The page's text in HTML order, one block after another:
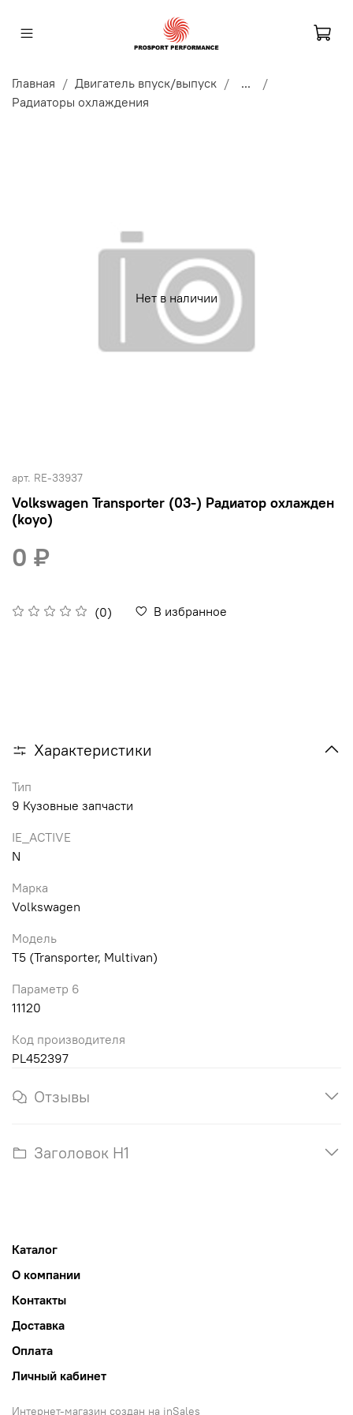
Главная Двигатель впуск/выпуск
...
Радиаторы охлаждения
Нет в наличии
арт. RE-33937
Volkswagen Transporter (03-) Радиатор охлажден
(koyo)
(0) В избранное
0 ₽
Характеристики
Тип
9 Кузовные запчасти
IE_ACTIVE
N
Марка
Volkswagen
Модель
T5 (Transporter, Multivan)
Параметр 6
11120
Код производителя
PL452397
Отзывы
Заголовок H1
Каталог
О компании
Контакты
Доставка
Оплата
Личный кабинет
Интернет-магазин создан на inSales